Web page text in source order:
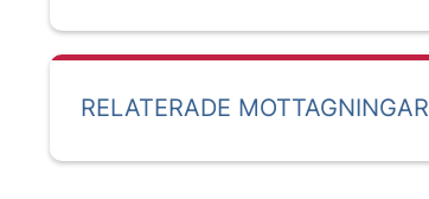
RELATERADE MOTTAGNINGAR